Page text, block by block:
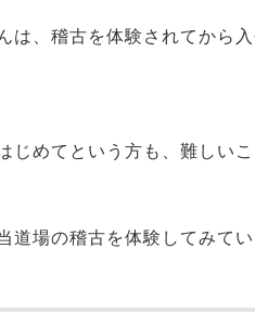
は、稽古を体験されてから
じめてという方も、難しい
道場の稽古を体験してみて